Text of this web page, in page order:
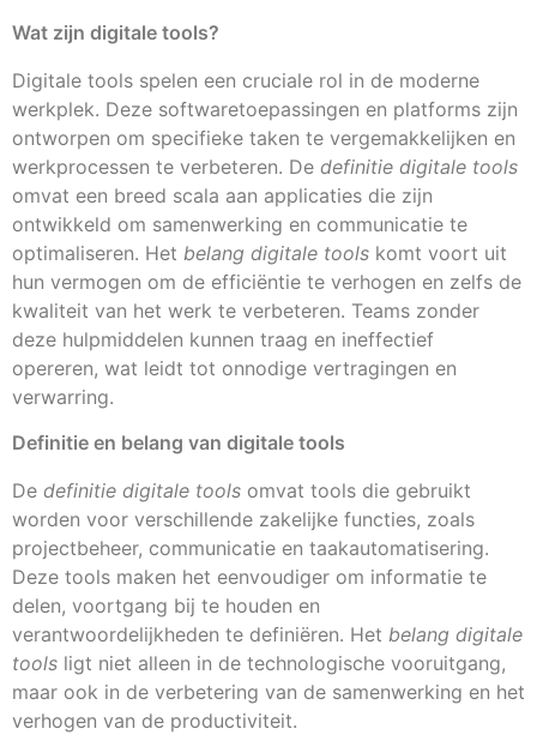
Wat zijn digitale tools?
Digitale tools spelen een cruciale rol in de moderne
werkplek. Deze softwaretoepassingen en platforms zijn
ontworpen om specifieke taken te vergemakkelijken en
werkprocessen te verbeteren. De definitie digitale tools
omvat een breed scala aan applicaties die zijn
ontwikkeld om samenwerking en communicatie te
optimaliseren. Het belang digitale tools komt voort uit
hun vermogen om de efficiëntie te verhogen en zelfs de
kwaliteit van het werk te verbeteren. Teams zonder
deze hulpmiddelen kunnen traag en ineffectief
opereren, wat leidt tot onnodige vertragingen en
verwarring.
Definitie en belang van digitale tools
De definitie digitale tools omvat tools die gebruikt
worden voor verschillende zakelijke functies, zoals
projectbeheer, communicatie en taakautomatisering.
Deze tools maken het eenvoudiger om informatie te
delen, voortgang bij te houden en
verantwoordelijkheden te definiëren. Het belang digitale
tools ligt niet alleen in de technologische vooruitgang,
maar ook in de verbetering van de samenwerking en het
verhogen van de productiviteit.